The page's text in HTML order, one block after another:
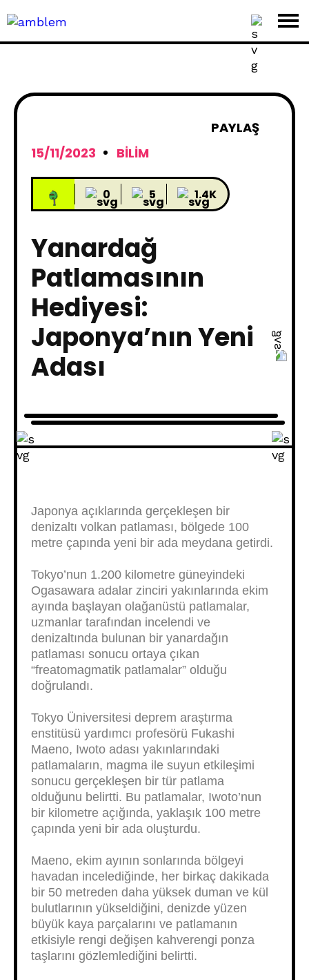
PAYLAŞ
15/11/2023
BILIM
0 5 1.4K
Yanardağ
Patlamasının
Hediyesi:
Japonya’nın Yeni
Adası
Japonya açıklarında gerçekleşen bir
denizaltı volkan patlaması, bölgede 100
metre çapında yeni bir ada meydana getirdi.
Tokyo’nun 1.200 kilometre güneyindeki
Ogasawara adalar zinciri yakınlarında ekim
ayında başlayan olağanüstü patlamalar,
uzmanlar tarafından incelendi ve
denizaltında bulunan bir yanardağın
patlaması sonucu ortaya çıkan
“freatomagmatik patlamalar” olduğu
doğrulandı.
Tokyo Üniversitesi deprem araştırma
enstitüsü yardımcı profesörü Fukashi
Maeno, Iwoto adası yakınlarındaki
patlamaların, magma ile suyun etkileşimi
sonucu gerçekleşen bir tür patlama
olduğunu belirtti. Bu patlamalar, Iwoto’nun
bir kilometre açığında, yaklaşık 100 metre
çapında yeni bir ada oluşturdu.
Maeno, ekim ayının sonlarında bölgeyi
havadan incelediğinde, her birkaç dakikada
bir 50 metreden daha yüksek duman ve kül
bulutlarının yükseldiğini, denizde yüzen
büyük kaya parçalarını ve patlamanın
etkisiyle rengi değişen kahverengi ponza
taşlarını gözlemlediğini belirtti.